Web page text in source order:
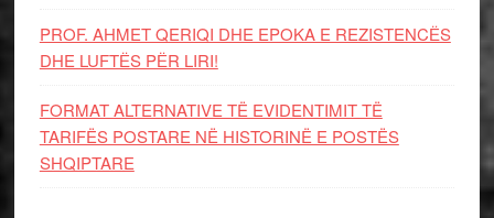
PROF. AHMET QERIQI DHE EPOKA E REZISTENCЁS
DHE LUFTЁS PЁR LIRI!
FORMAT ALTERNATIVE TË EVIDENTIMIT TË
TARIFËS POSTARE NË HISTORINË E POSTËS
SHQIPTARE